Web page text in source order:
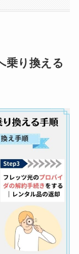
乗り換える